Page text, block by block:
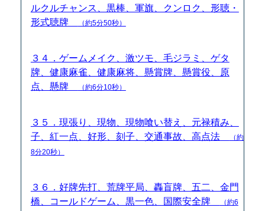
ルクルチャンス、黒棒、軍旗、クンロク、形聴・
形式聴牌
（約5分50秒）
３４．ゲームメイク、激ツモ、毛ジラミ、ゲタ
牌、健康麻雀、健康麻将、懸賞牌、懸賞役、原
点、懸牌
（約6分10秒）
３５．現張り、現物、現物喰い替え、元禄積み、
子、紅一点、好形、刻子、交通事故、高点法
（約
8分20秒）
３６．好牌先打、荒牌平局、轟盲牌、五二、金門
橋、コールドゲーム、黒一色、国際安全牌
（約6